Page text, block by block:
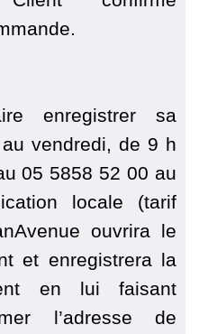
enregistrer sa
vendredi, de 9 h
05 5858 52 00 au
locale (tarif
ouvrira le
et enregistrera la
en lui faisant
l’adresse de